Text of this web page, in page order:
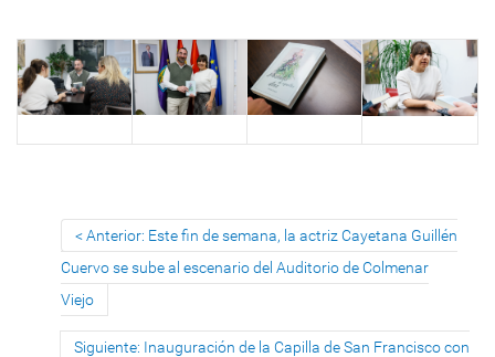
Anterior: Este fin de semana, la actriz Cayetana Guillén
Cuervo se sube al escenario del Auditorio de Colmenar
Viejo
Siguiente: Inauguración de la Capilla de San Francisco con